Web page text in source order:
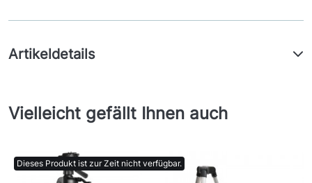
Artikeldetails
Vielleicht gefällt Ihnen auch
Dieses Produkt ist zur Zeit nicht verfügbar.